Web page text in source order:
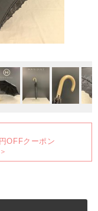
OFFクーポン